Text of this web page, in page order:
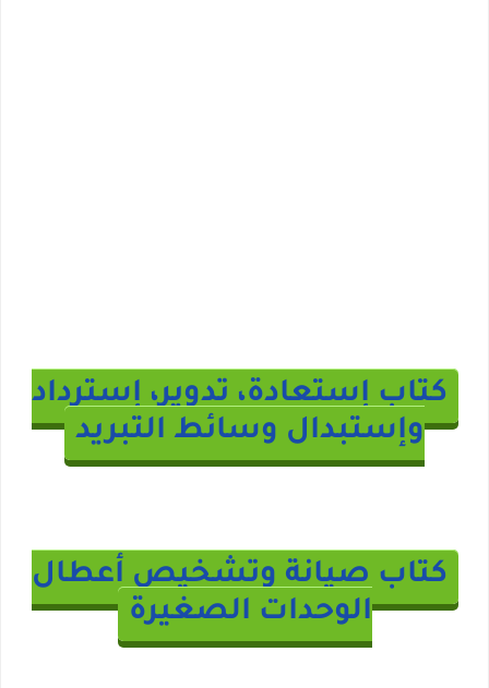
كتاب إستعادة، تدوير، إسترداد
وإستبدال وسائط التبريد
كتاب صيانة وتشخيص أعطال
الوحدات الصغيرة